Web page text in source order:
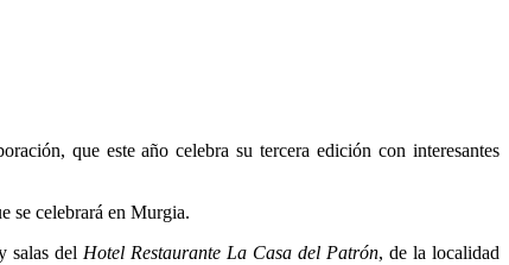
que este año celebra su tercera edición con interesantes
se celebrará en Murgia.
salas del Hotel Restaurante La Casa del Patrón, de la localidad